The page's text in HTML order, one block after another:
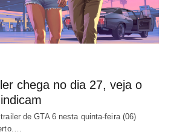
chega no dia 27, veja o
de GTA 6 nesta quinta-feira (06)